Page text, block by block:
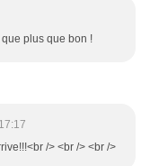
plus que bon !
/> <br /> <br />